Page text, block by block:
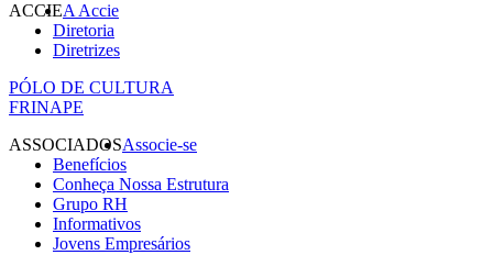
ACCIEA Accie
Diretoria
Diretrizes
PÓLO DE CULTURA
FRINAPE
ASSOCIADOSAssocie-se
Benefícios
Conheça Nossa Estrutura
Grupo RH
Informativos
Jovens Empresários